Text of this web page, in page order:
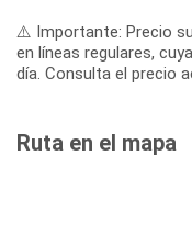
⚠️ Importante: Precio
en líneas regulares,
día. Consulta el precio
Ruta en el mapa